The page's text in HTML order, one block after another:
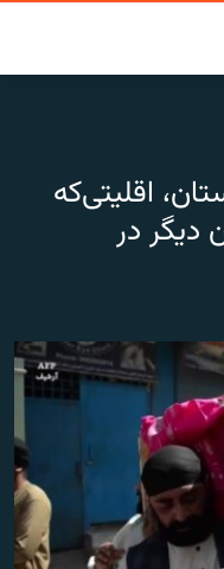
اقليتى‌كه
ديگر در
No media